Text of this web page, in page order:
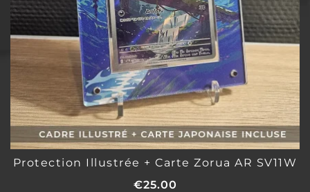
Protection Illustrée + Carte Zorua AR SV11W
€25.00